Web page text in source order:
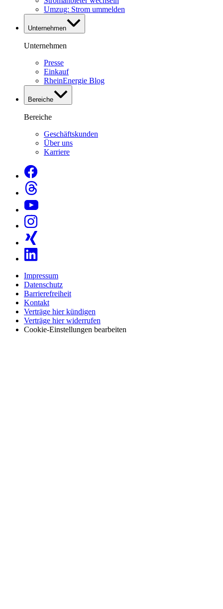
Umzug: Strom ummelden
Unternehmen
Unternehmen
Presse
Einkauf
RheinEnergie Blog
Bereiche
Bereiche
Geschäftskunden
Über uns
Karriere
Impressum
Datenschutz
Barrierefreiheit
Kontakt
Verträge hier kündigen
Verträge hier widerrufen
Cookie-Einstellungen bearbeiten